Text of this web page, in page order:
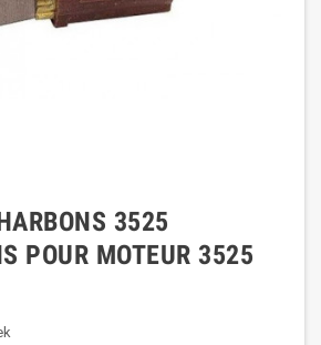
3525
POUR MOTEUR 3525